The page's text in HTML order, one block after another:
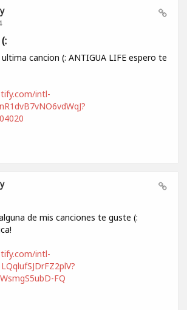
ultima cancion (: ANTIGUA LIFE espero te
intl-
de mis canciones te guste (:
intl-
FQ